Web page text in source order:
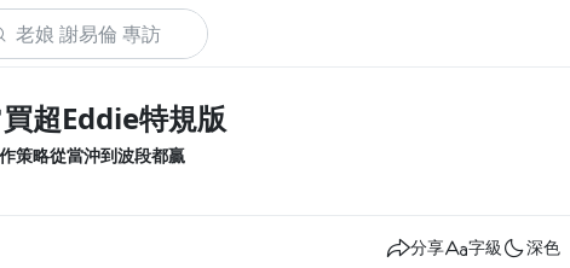
超Eddie特規版
策略從當沖到波段都贏
分享 字級 深色